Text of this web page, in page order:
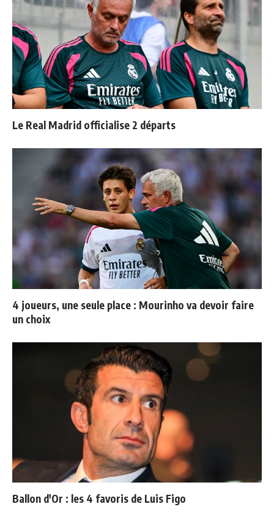
Le Real Madrid officialise 2 départs
4 joueurs, une seule place : Mourinho va devoir faire
un choix
Ballon d'Or : les 4 favoris de Luis Figo